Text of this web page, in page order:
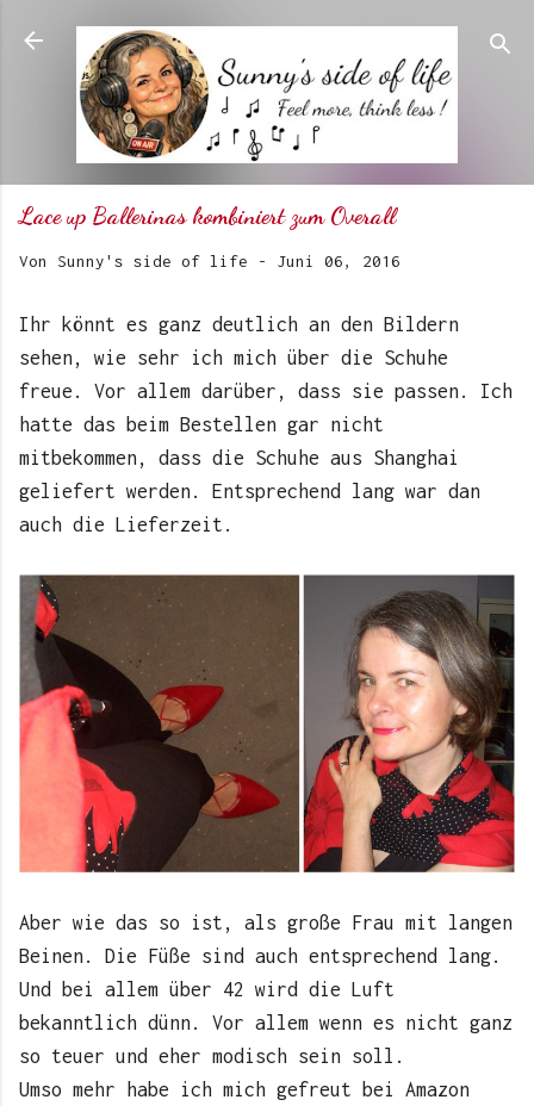
Direkt zum Hauptbereich
Lace up Ballerinas kombiniert zum Overall
Von Sunny's side of life - Juni 06, 2016
Ihr könnt es ganz deutlich an den Bildern
sehen, wie sehr ich mich über die Schuhe
freue. Vor allem darüber, dass sie passen. Ich
hatte das beim Bestellen gar nicht
mitbekommen, dass die Schuhe aus Shanghai
geliefert werden. Entsprechend lang war dan
auch die Lieferzeit.
Aber wie das so ist, als große Frau mit langen
Beinen. Die Füße sind auch entsprechend lang.
Und bei allem über 42 wird die Luft
bekanntlich dünn. Vor allem wenn es nicht ganz
so teuer und eher modisch sein soll.
Umso mehr habe ich mich gefreut bei Amazon